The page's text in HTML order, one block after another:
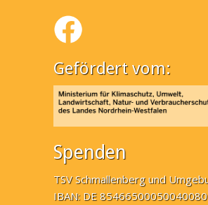
Gefördert vom:
Spenden
TSV Schmallenberg und
IBAN: DE